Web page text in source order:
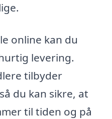
online kan du
levering.
tilbyder
du kan sikre, at
til tiden og på